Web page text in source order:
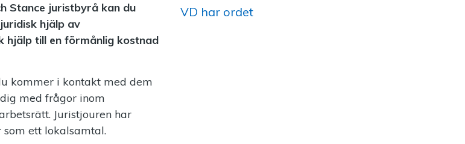
Stance juristbyrå kan du
hjälp av
hjälp till en förmånlig kostnad
kommer i kontakt med dem
med frågor inom
Juristjouren har
ett lokalsamtal.
VD har ordet